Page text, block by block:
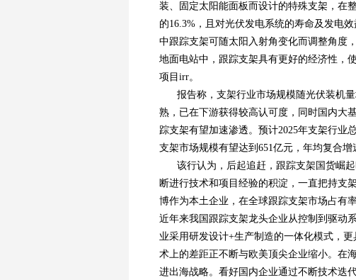
装、固定太阳能面板而设计的特殊支架，在
的16.3%，且对光伏发电系统的寿命及发电
中跟踪支架可随太阳入射角变化而调整角度
地面电站中，跟踪支架具有更好的经济性，
项目irr。
报告称，支架行业市场规模随光伏装机
熟，已在下游获得较高认可度，同时国内大
踪支架有望加速渗透。预计2025年支架行业
支架市场规模有望达到651亿元，年均复合
该行认为，后起追赶，跟踪支架国货崛
断进行技术和项目经验的积淀，一直把持支
博作为本土企业，在全球跟踪支架市场占有
近年来我国跟踪支架龙头企业从控制到驱动
业采用研发设计+生产制造的一体化模式，
术上的差距正不断与欧美顶尖企业缩小。在
进出海战略。看好国内企业通过不断技术迭